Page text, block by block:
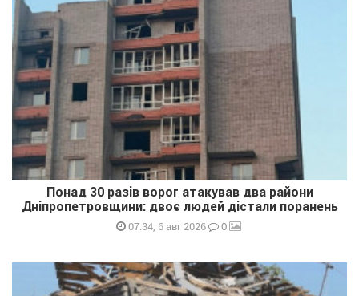
Понад 30 разів ворог атакував два райони
Дніпропетровщини: двоє людей дістали поранень
07:34, 6 авг 2026 0